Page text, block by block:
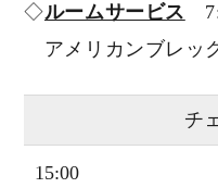
◇ルームサービス
アメリカンブレッ
チ
15:00